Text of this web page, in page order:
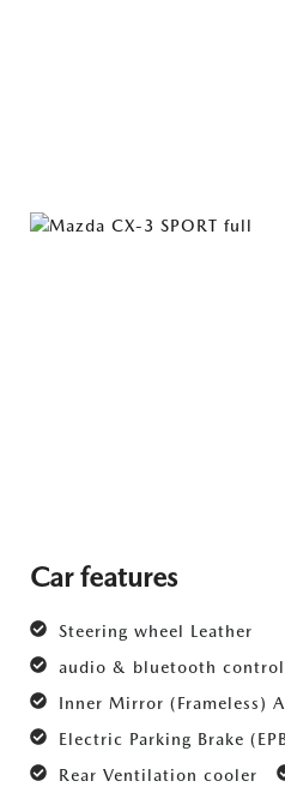
Car features
Steering wheel Leather
audio & bluetooth
Inner Mirror (Frameless)
Electric Parking Brake
Rear Ventilation cooler